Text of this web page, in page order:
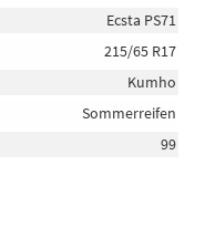
Ecsta PS71
215/65 R17
Kumho
Sommerreifen
99